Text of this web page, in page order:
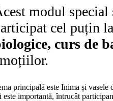
modul special
cel puțin
curs de
principală este Inima și vasele
este importantă, întrucât